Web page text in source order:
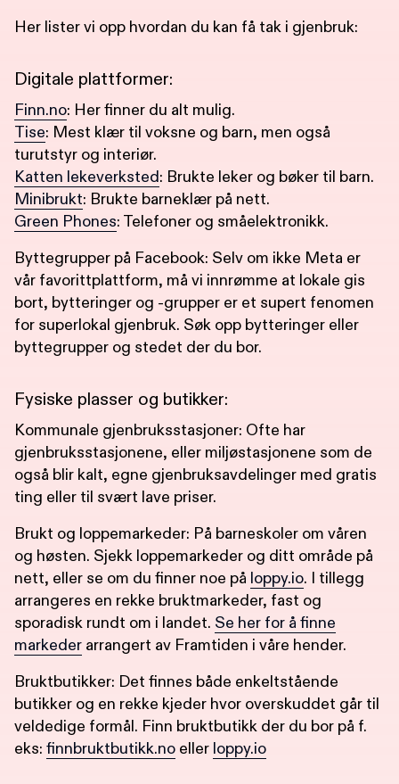
Her lister vi opp hvordan du kan få tak i gjenbruk:
Digitale plattformer:
Finn.no: Her finner du alt mulig.
Tise: Mest klær til voksne og barn, men også
turutstyr og interiør.
Katten lekeverksted: Brukte leker og bøker til barn.
Minibrukt: Brukte barneklær på nett.
Green Phones: Telefoner og småelektronikk.
Byttegrupper på Facebook: Selv om ikke Meta er
vår favorittplattform, må vi innrømme at lokale gis
bort, bytteringer og -grupper er et supert fenomen
for superlokal gjenbruk. Søk opp bytteringer eller
byttegrupper og stedet der du bor.
Fysiske plasser og butikker:
Kommunale gjenbruksstasjoner: Ofte har
gjenbruksstasjonene, eller miljøstasjonene som de
også blir kalt, egne gjenbruksavdelinger med gratis
ting eller til svært lave priser.
Brukt og loppemarkeder: På barneskoler om våren
og høsten. Sjekk loppemarkeder og ditt område på
nett, eller se om du finner noe på loppy.io. I tillegg
arrangeres en rekke bruktmarkeder, fast og
sporadisk rundt om i landet. Se her for å finne
markeder arrangert av Framtiden i våre hender.
Bruktbutikker: Det finnes både enkeltstående
butikker og en rekke kjeder hvor overskuddet går til
veldedige formål. Finn bruktbutikk der du bor på f.
eks: finnbruktbutikk.no eller loppy.io